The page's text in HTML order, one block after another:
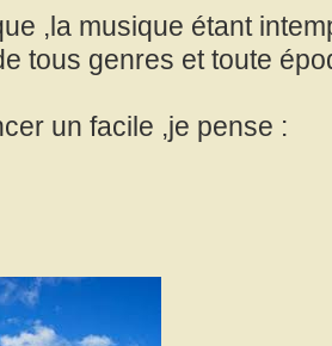
,la musique étant
tous genres et toute
un facile ,je pense :